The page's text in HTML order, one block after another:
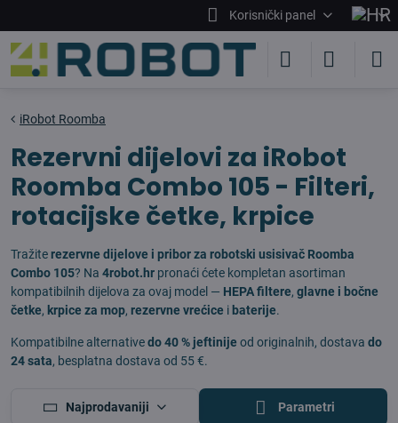
Korisnički panel
iRobot Roomba
Rezervni dijelovi za iRobot
Roomba Combo 105 - Filteri,
rotacijske četke, krpice
Tražiterezervne dijelove i pribor za robotski usisivač Roomba
Combo 105? Na 4robot.hr pronaći ćete kompletan asortiman
kompatibilnih dijelova za ovaj model — HEPA filtere, glavne i bočne
četke, krpice za mop, rezervne vrećice i baterije.
Kompatibilne alternativedo 40 % jeftinije od originalnih, dostava do
24 sata, besplatna dostava od 55 €.
Najprodavaniji Parametri